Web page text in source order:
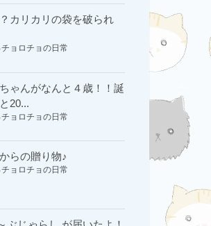
カリカリの袋を破られ
チョロチョの日常
ゃんがなんと４歳！！誕
20...
チョロチョの日常
らの贈り物♪
チョロチョの日常